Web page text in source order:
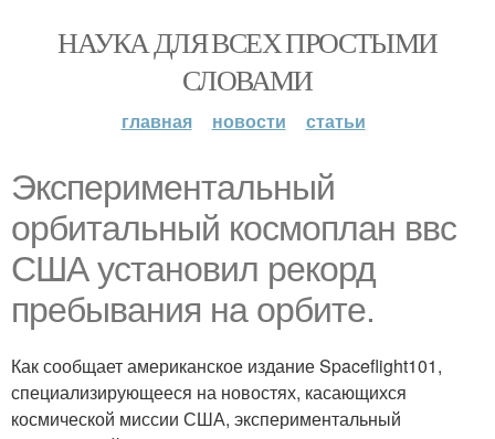
НАУКА ДЛЯ ВСЕХ ПРОСТЫМИ
СЛОВАМИ
главная новости статьи
Экспериментальный
орбитальный космоплан ввс
США установил рекорд
пребывания на орбите.
Как сообщает американское издание Spaceflight101,
специализирующееся на новостях, касающихся
космической миссии США, экспериментальный